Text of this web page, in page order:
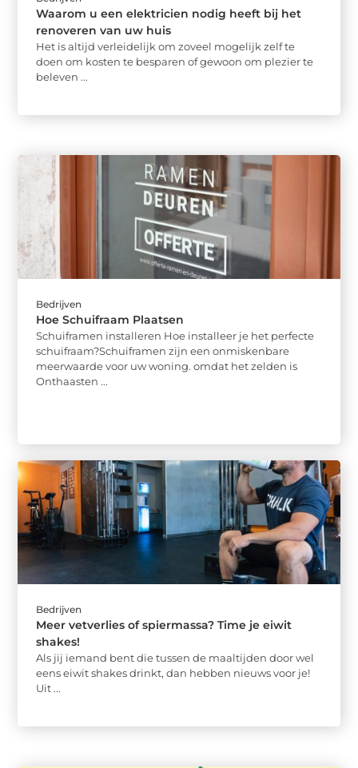
Waarom u een elektricien nodig heeft bij het
renoveren van uw huis
Het is altijd verleidelijk om zoveel mogelijk zelf te
doen om kosten te besparen of gewoon om plezier te
beleven ...
Bedrijven
Hoe Schuifraam Plaatsen
Schuiframen installeren Hoe installeer je het perfecte
schuifraam?Schuiframen zijn een onmiskenbare
meerwaarde voor uw woning. omdat het zelden is
Onthaasten ...
Bedrijven
Meer vetverlies of spiermassa? Time je eiwit
shakes!
Als jij iemand bent die tussen de maaltijden door wel
eens eiwit shakes drinkt, dan hebben nieuws voor je!
Uit ...